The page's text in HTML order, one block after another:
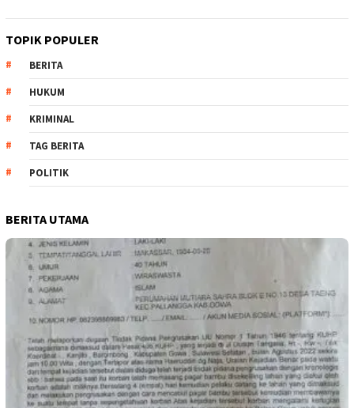
TOPIK POPULER
BERITA
HUKUM
KRIMINAL
TAG BERITA
POLITIK
BERITA UTAMA